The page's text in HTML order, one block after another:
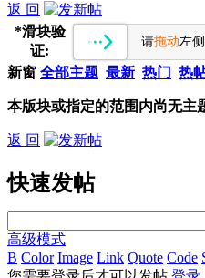
返 回
*滑块验
证:
请拖动左
新窗 全部主题 最新 热门 热
本版块或指定的范围内尚无主
返 回
快速发帖
高级模式
B Color Image Link Quote Code